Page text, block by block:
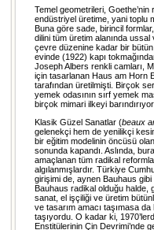
Temel geometrileri, Goethe’nin
endüstriyel üretime, yani toplu
Buna göre sade, birincil
dilini tüm üretim alanında
çevre düzenine kadar bir
evinde (1922) kapı
Joseph Albers renkli camları,
için tasarlanan Haus am Horn
tarafından üretilmişti. Birçok
yemek odasının sırf yemek
birçok mimari ilkeyi
Klasik Güzel Sanatlar (beaux
gelenekçi hem de yenilikçi
bir eğitim modelinin öncüsü
sonunda kapandı. Aslında,
amaçlanan tüm radikal
algılanmışlardır. Türkiye
girişimi de, aynen Bauhaus gibi
Bauhaus radikal olduğu halde,
sanat, el işçiliği ve üretim
ve tasarım amacı taşımasa
taşıyordu. O kadar ki,
Enstitülerinin Çin Devrimi’nde